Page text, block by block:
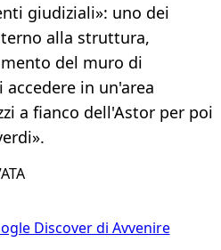
giudiziali»: uno dei
alla struttura,
del muro di
in un'area
a fianco dell'Astor per poi
Discover di Avvenire